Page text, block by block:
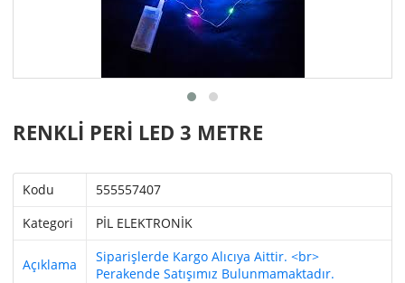
RENKLİ PERİ LED 3 METRE
Kodu
555557407
Kategori
PİL ELEKTRONİK
Açıklama
Siparişlerde Kargo Alıcıya Aittir. <br>
Perakende Satışımız Bulunmamaktadır.